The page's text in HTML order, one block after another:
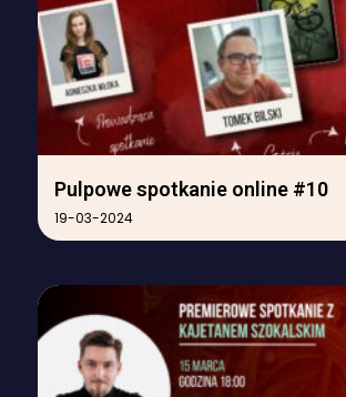
Pulpowe spotkanie online #10
19-03-2024